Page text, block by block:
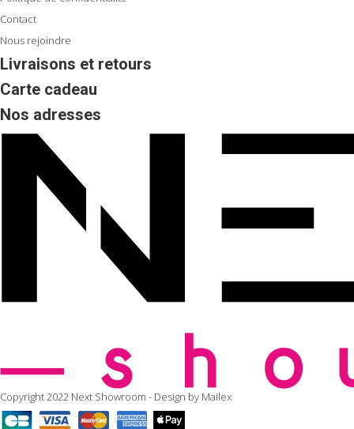
Contact
Nous rejoindre
Livraisons et retours
Carte cadeau
Nos adresses
Copyright 2022 Next Showroom - Design by Mailex